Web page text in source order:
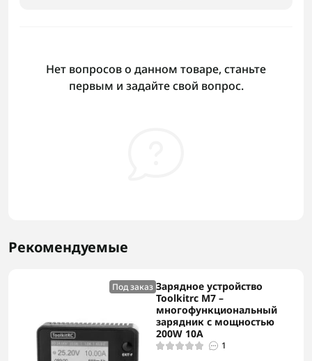
Нет вопросов о данном товаре, станьте
первым и задайте свой вопрос.
Рекомендуемые
Под заказ Зарядное устройство
Toolkitrc M7 –
многофункциональный
зарядник с мощностью
200W 10A
1